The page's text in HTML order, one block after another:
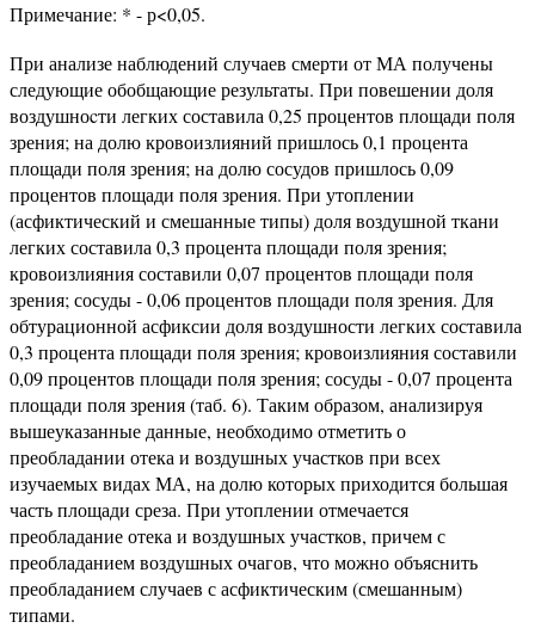
Примечание: * - р<0,05.
При анализе наблюдений случаев смерти от МА получены
следующие обобщающие результаты. При повешении доля
воздушноcти легких составила 0,25 процентов площади поля
зрения; на долю кровоизлияний пришлось 0,1 процента
площади поля зрения; на долю сосудов пришлось 0,09
процентов площади поля зрения. При утоплении
(асфиктический и смешанные типы) доля воздушной ткани
легких составила 0,3 процента площади поля зрения;
кровоизлияния составили 0,07 процентов площади поля
зрения; сосуды - 0,06 процентов площади поля зрения. Для
обтурационной асфиксии доля воздушности легких составила
0,3 процента площади поля зрения; кровоизлияния составили
0,09 процентов площади поля зрения; сосуды - 0,07 процента
площади поля зрения (таб. 6). Таким образом, анализируя
вышеуказанные данные, необходимо отметить о
преобладании отека и воздушных участков при всех
изучаемых видах МА, на долю которых приходится большая
часть площади среза. При утоплении отмечается
преобладание отека и воздушных участков, причем с
преобладанием воздушных очагов, что можно объяснить
преобладанием случаев с асфиктическим (смешанным)
типами.